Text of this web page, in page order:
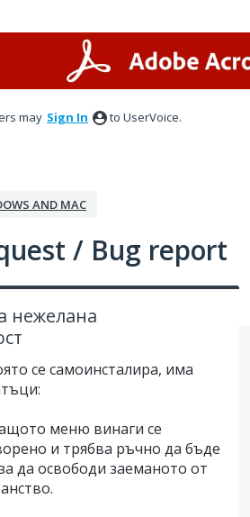
may Sign In to UserVoice.
AND MAC
/ Bug report
нежелана
се самоинсталира, има
меню винаги се
и трябва ръчно да бъде
да освободи заеманото от